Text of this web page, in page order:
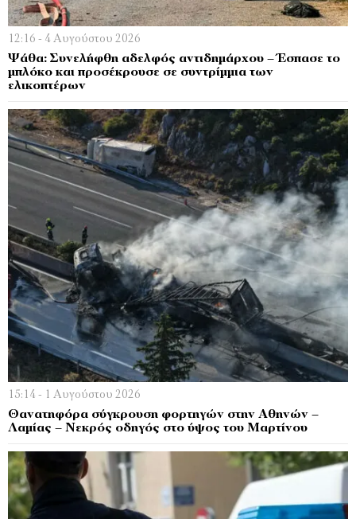
12:16 - 4 Αυγούστου 2026
Ψάθα: Συνελήφθη αδελφός αντιδημάρχου – Έσπασε το
μπλόκο και προσέκρουσε σε συντρίμμια των
ελικοπτέρων
15:14 - 1 Αυγούστου 2026
Θανατηφόρα σύγκρουση φορτηγών στην Αθηνών –
Λαμίας – Νεκρός οδηγός στο ύψος του Μαρτίνου